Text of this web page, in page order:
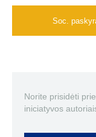
Soc.
Norite prisidėti
iniciatyvos